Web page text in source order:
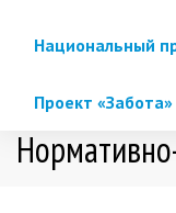
Национальный
Проект «Забота»